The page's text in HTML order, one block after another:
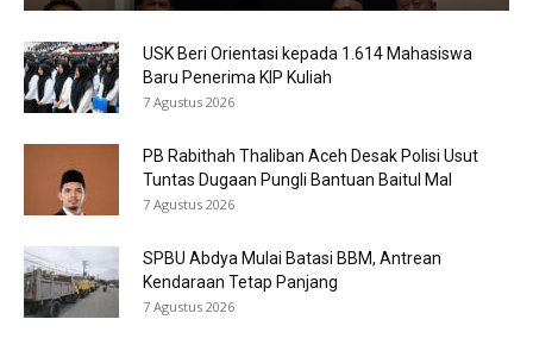
USK Beri Orientasi kepada 1.614 Mahasiswa
Baru Penerima KIP Kuliah
7 Agustus 2026
PB Rabithah Thaliban Aceh Desak Polisi Usut
Tuntas Dugaan Pungli Bantuan Baitul Mal
7 Agustus 2026
SPBU Abdya Mulai Batasi BBM, Antrean
Kendaraan Tetap Panjang
7 Agustus 2026